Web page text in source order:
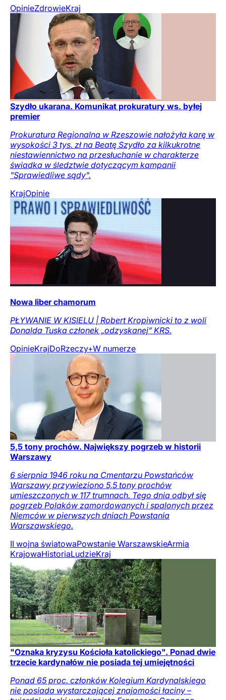
OpinieZdrowieKraj
Szydło ukarana. Komunikat prokuratury ws. byłej
premier
Prokuratura Regionalna w Rzeszowie nałożyła karę w
wysokości 3 tys. zł na Beatę Szydło za kilkukrotne
niestawiennictwo na przesłuchanie w charakterze
świadka w śledztwie dotyczącym kampanii
"Sprawiedliwe sądy".
KrajOpinie
Nowa liber chamorum
PŁYWANIE W KISIELU | Robert Kropiwnicki to z woli
Donalda Tuska członek „odzyskanej” KRS.
OpinieKrajDoRzeczy+W numerze
5,5 tony prochów. Największy pogrzeb w historii
Warszawy
6 sierpnia 1946 roku na Cmentarzu Powstańców
Warszawy przywieziono 5,5 tony prochów
umieszczonych w 117 trumnach. Tego dnia odbył się
pogrzeb Polaków zamordowanych i spalonych przez
Niemców w pierwszych dniach Powstania
Warszawskiego.
II wojna światowaPowstanie WarszawskieArmia
KrajowaHistoriaLudzieKraj
"Oznaka kryzysu Kościoła katolickiego". Ponad dwie
trzecie kardynałów nie posiada tej umiejętności
Ponad 65 proc. członków Kolegium Kardynalskiego
nie posiada wystarczającej znajomości łaciny –